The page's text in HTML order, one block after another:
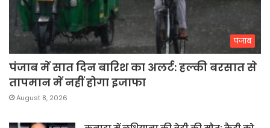
पंजाब
पंजाब में सात दिन बारिश का अलर्ट: हल्की बरसात से
तापमान में नहीं होगा इजाफा
August 8, 2026